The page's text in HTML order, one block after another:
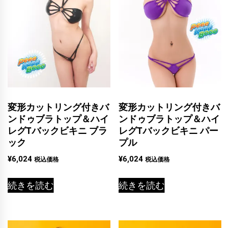
変形カットリング付きバ
ンドゥブラトップ＆ハイ
レグTバックビキニ ブラ
ック
¥6,024 税込価格
続きを読む
変形カットリング付きバ
ンドゥブラトップ＆ハイ
レグTバックビキニ パー
プル
¥6,024 税込価格
続きを読む